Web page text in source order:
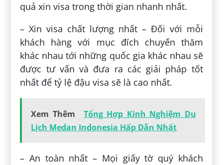
quả xin visa trong thời gian nhanh nhất.
– Xin visa chất lượng nhất – Đối với mỗi
khách hàng với mục đích chuyến thăm
khác nhau tới những quốc gia khác nhau sẽ
được tư vấn và đưa ra các giải pháp tốt
nhất để tỷ lệ đậu visa sẽ là cao nhất.
Xem Thêm
Tổng Hợp Kinh Nghiệm Du
Lịch Medan Indonesia Hấp Dẫn Nhất
– An toàn nhất – Mọi giấy tờ quý khách